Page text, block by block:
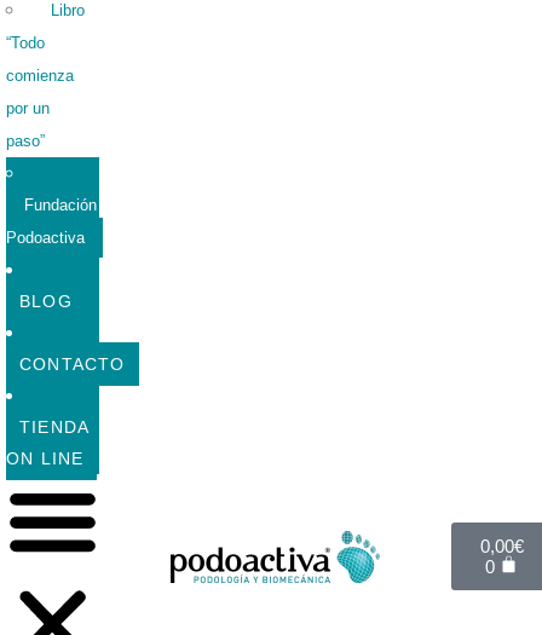
Libro
“Todo
comienza
por un
paso”
Fundación
Podoactiva
BLOG
CONTACTO
TIENDA
ON LINE
0,00€
0